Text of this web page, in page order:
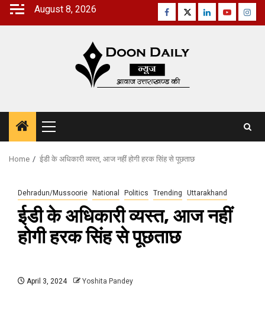
Skip
August 8, 2026 Facebook
TwitterLinkedinYoutube
Primary
Menu
Home ईडी के अधिकारी व्यस्त, आज नहीं होगी हरक सिंह से पूछताछ
Dehradun/Mussoorie National Politics Trending Uttarakhand
ईडी के अधिकारी व्यस्त, आज नहीं
होगी हरक सिंह से पूछताछ
April 3, 2024 Yoshita Pandey